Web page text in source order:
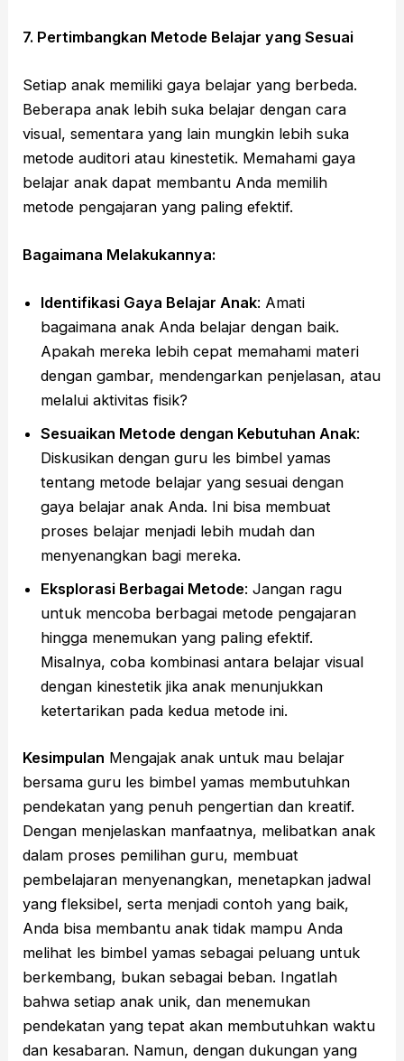
7. Pertimbangkan Metode Belajar yang Sesuai
Setiap anak memiliki gaya belajar yang berbeda.
Beberapa anak lebih suka belajar dengan cara
visual, sementara yang lain mungkin lebih suka
metode auditori atau kinestetik. Memahami gaya
belajar anak dapat membantu Anda memilih
metode pengajaran yang paling efektif.
Bagaimana Melakukannya:
Identifikasi Gaya Belajar Anak: Amati
bagaimana anak Anda belajar dengan baik.
Apakah mereka lebih cepat memahami materi
dengan gambar, mendengarkan penjelasan, atau
melalui aktivitas fisik?
Sesuaikan Metode dengan Kebutuhan Anak:
Diskusikan dengan guru les bimbel yamas
tentang metode belajar yang sesuai dengan
gaya belajar anak Anda. Ini bisa membuat
proses belajar menjadi lebih mudah dan
menyenangkan bagi mereka.
Eksplorasi Berbagai Metode: Jangan ragu
untuk mencoba berbagai metode pengajaran
hingga menemukan yang paling efektif.
Misalnya, coba kombinasi antara belajar visual
dengan kinestetik jika anak menunjukkan
ketertarikan pada kedua metode ini.
Kesimpulan Mengajak anak untuk mau belajar
bersama guru les bimbel yamas membutuhkan
pendekatan yang penuh pengertian dan kreatif.
Dengan menjelaskan manfaatnya, melibatkan anak
dalam proses pemilihan guru, membuat
pembelajaran menyenangkan, menetapkan jadwal
yang fleksibel, serta menjadi contoh yang baik,
Anda bisa membantu anak tidak mampu Anda
melihat les bimbel yamas sebagai peluang untuk
berkembang, bukan sebagai beban. Ingatlah
bahwa setiap anak unik, dan menemukan
pendekatan yang tepat akan membutuhkan waktu
dan kesabaran. Namun, dengan dukungan yang